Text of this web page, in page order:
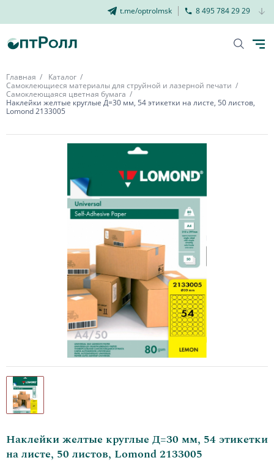
t.me/optrolmsk 8 495 784 29 29
Главная
Каталог
Самоклеющиеся материалы для струйной и лазерной печати
Самоклеющаяся цветная бумага
Наклейки желтые круглые Д=30 мм, 54 этикетки на листе, 50 листов,
Lomond 2133005
Наклейки желтые круглые Д=30 мм, 54 этикетки
на листе, 50 листов, Lomond 2133005